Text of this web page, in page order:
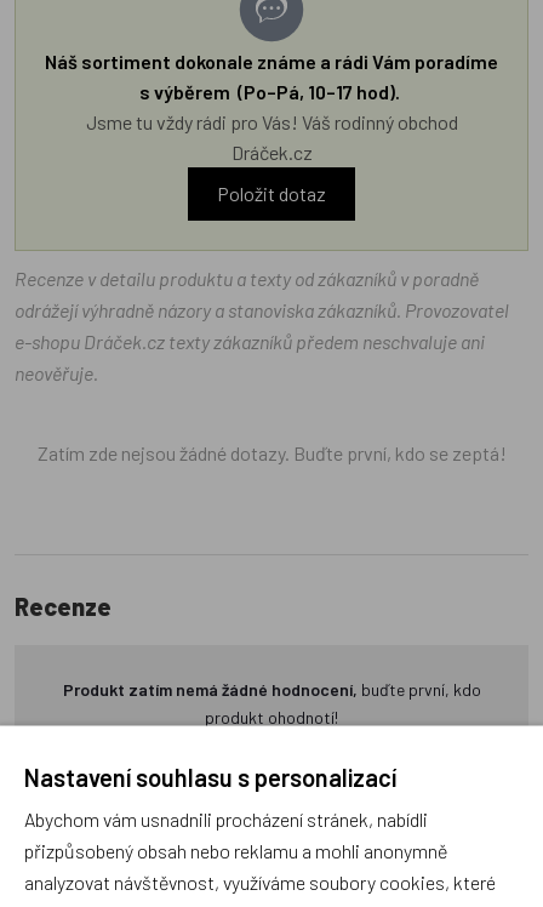
Náš sortiment dokonale známe a rádi Vám poradíme
s výběrem (Po–Pá, 10–17 hod).
Jsme tu vždy rádi pro Vás! Váš rodinný obchod
Dráček.cz
Položit dotaz
Recenze v detailu produktu a texty od zákazníků v poradně
odrážejí výhradně názory a stanoviska zákazníků. Provozovatel
e-shopu Dráček.cz texty zákazníků předem neschvaluje ani
neověřuje.
Zatím zde nejsou žádné dotazy. Buďte první, kdo se zeptá!
Recenze
Produkt zatím nemá žádné hodnocení, buďte první, kdo
produkt ohodnotí!
Přidat hodnocení
Nastavení souhlasu s personalizací
Abychom vám usnadnili procházení stránek, nabídli
přizpůsobený obsah nebo reklamu a mohli anonymně
analyzovat návštěvnost, využíváme soubory cookies, které